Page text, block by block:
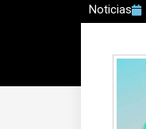
Noticias